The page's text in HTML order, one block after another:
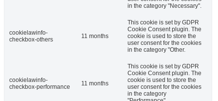
in the category "Necessary".
cookielawinfo-
checkbox-others
11 months
This cookie is set by GDPR
Cookie Consent plugin. The
cookie is used to store the
user consent for the cookies
in the category "Other.
cookielawinfo-
checkbox-performance
11 months
This cookie is set by GDPR
Cookie Consent plugin. The
cookie is used to store the
user consent for the cookies
in the category